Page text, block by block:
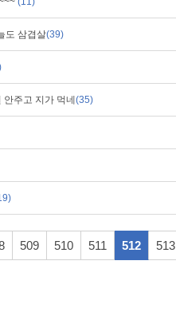
도 삼겹살(39)
주고 지가 먹네 (35)
509 510 511 512 513